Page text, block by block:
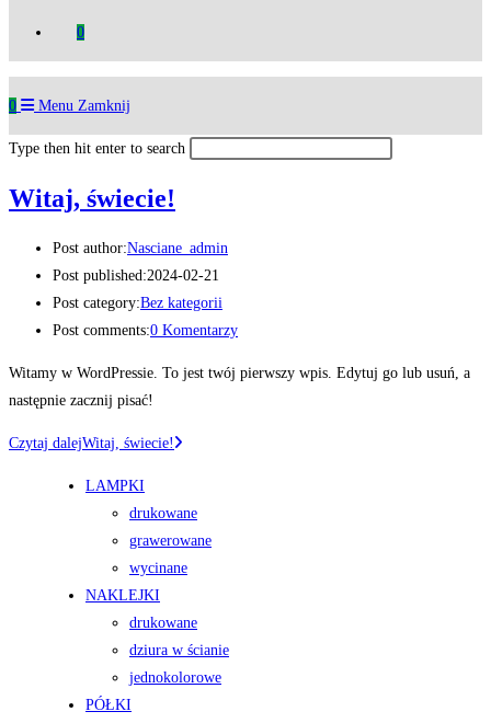
0
0 Menu Zamknij
Type then hit enter to search
Witaj, świecie!
Post author:Nasciane_admin
Post published:2024-02-21
Post category:Bez kategorii
Post comments:0 Komentarzy
Witamy w WordPressie. To jest twój pierwszy wpis. Edytuj go lub usuń, a
następnie zacznij pisać!
Czytaj dalejWitaj, świecie!
LAMPKI
drukowane
grawerowane
wycinane
NAKLEJKI
drukowane
dziura w ścianie
jednokolorowe
PÓŁKI